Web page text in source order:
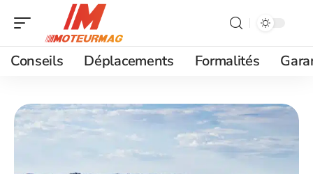
Conseils Déplacements Formalités